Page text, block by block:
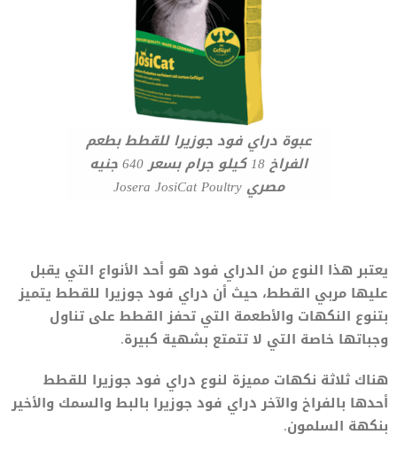
عبوة دراي فود جوزيرا للقطط بطعم
الفراخ 18 كيلو جرام بسعر 640 جنيه
مصري Josera JosiCat Poultry
يعتبر هذا النوع من الدراي فود هو أحد الأنواع التي يقبل
عليها مربي القطط، حيث أن دراي فود جوزيرا للقطط يتميز
بتنوع النكهات والأطعمة التي تحفز القطط على تناول
وجباتها خاصة التي لا تتمتع بشهية كبيرة.
هناك ثلاثة نكهات مميزة لنوع دراي فود جوزيرا للقطط
أحدها بالفراخ والآخر دراي فود جوزيرا بالبط والسمك والأخير
بنكهة السلمون.